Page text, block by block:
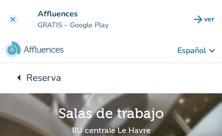
clear Affluences
GRATIS – Google Play arrow_forward ver
Español keyboard_arrow_down
arrow_leftVuelta:
Reserva
Salas de trabajo
BU centrale Le Havre